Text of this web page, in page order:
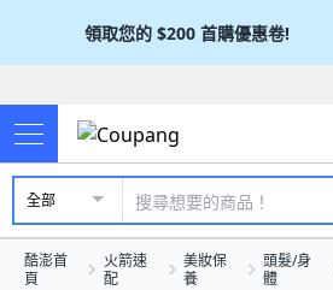
領取您的 $200 首購優惠卷!
全部
酷澎首
頁
火箭速
配
美妝保
養
頭髮/身
體